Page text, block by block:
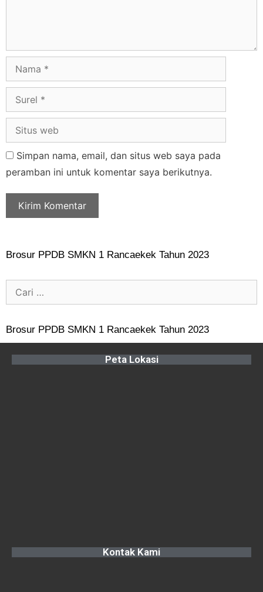
Simpan nama, email, dan situs web saya pada
peramban ini untuk komentar saya berikutnya.
Brosur PPDB SMKN 1 Rancaekek Tahun 2023
Brosur PPDB SMKN 1 Rancaekek Tahun 2023
Peta Lokasi
Kontak Kami